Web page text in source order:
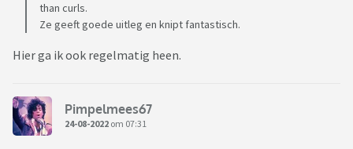
than curls.
Ze geeft goede uitleg en knipt fantastisch.
Hier ga ik ook regelmatig heen.
Pimpelmees67
24-08-2022 om 07:31